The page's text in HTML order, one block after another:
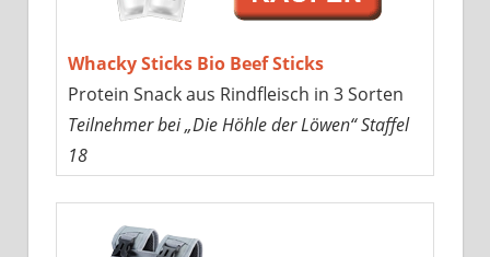
Whacky Sticks Bio Beef Sticks
Protein Snack aus Rindfleisch in 3 Sorten
Teilnehmer bei „Die Höhle der Löwen“ Staffel
18